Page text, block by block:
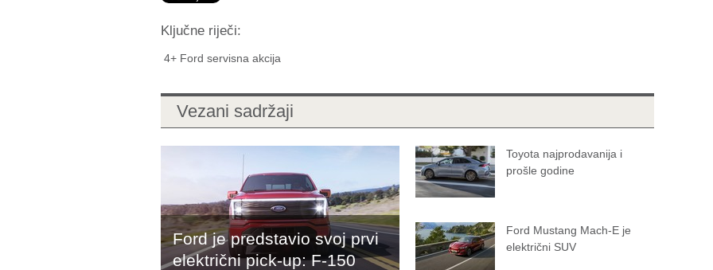
Ključne riječi:
4+ Ford servisna akcija
Vezani sadržaji
Ford je predstavio svoj prvi
električni pick-up: F-150
Toyota najprodavanija i
prošle godine
Ford Mustang Mach-E je
električni SUV